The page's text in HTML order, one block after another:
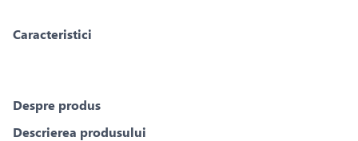
Caracteristici
Despre produs
Descrierea produsului